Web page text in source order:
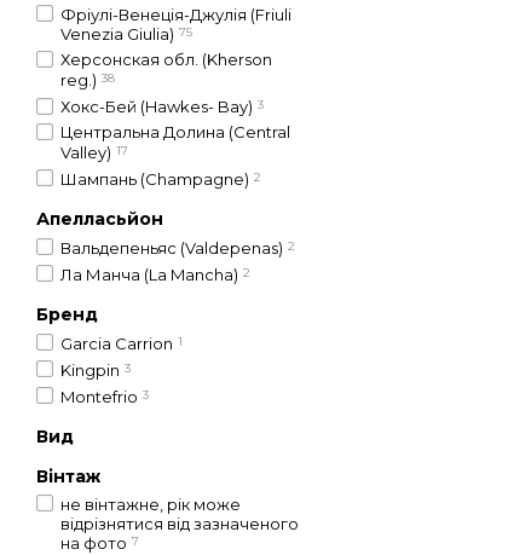
Фріулі-Венеція-Джулія (Friuli
Venezia Giulia) 75
Херсонская обл. (Kherson
reg.) 38
Хокс-Бей (Hawkes- Bay) 3
Центральна Долина (Central
Valley) 17
Шампань (Champagne) 2
Апелласьйон
Вальдепеньяс (Valdepenas) 2
Ла Манча (La Mancha) 2
Бренд
Garcia Carrion 1
Kingpin 3
Montefrio 3
Вид
Вінтаж
не вінтажне, рік може
відрізнятися від зазначеного
на фото 7